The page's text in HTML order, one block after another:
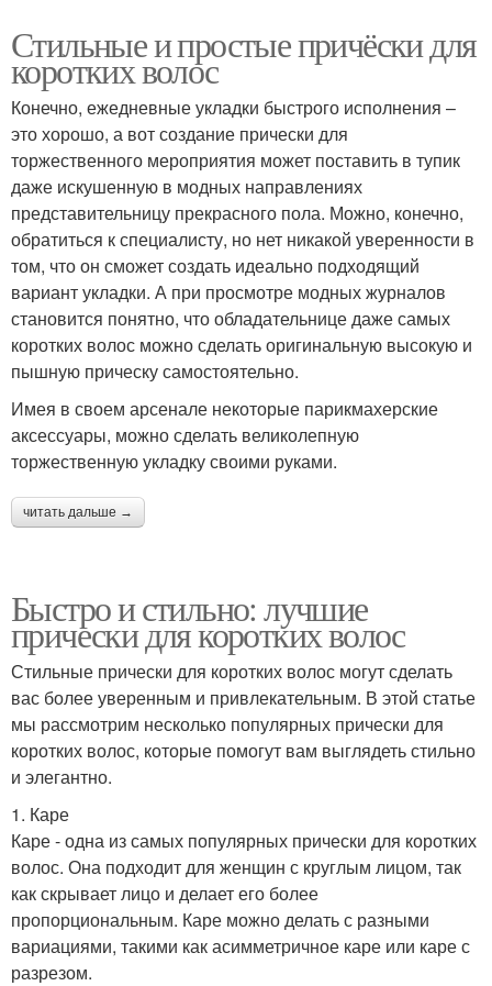
Стильные и простые причёски для
коротких волос
Конечно, ежедневные укладки быстрого исполнения –
это хорошо, а вот создание прически для
торжественного мероприятия может поставить в тупик
даже искушенную в модных направлениях
представительницу прекрасного пола. Можно, конечно,
обратиться к специалисту, но нет никакой уверенности в
том, что он сможет создать идеально подходящий
вариант укладки. А при просмотре модных журналов
становится понятно, что обладательнице даже самых
коротких волос можно сделать оригинальную высокую и
пышную прическу самостоятельно.
Имея в своем арсенале некоторые парикмахерские
аксессуары, можно сделать великолепную
торжественную укладку своими руками.
читать дальше →
Быстро и стильно: лучшие
прически для коротких волос
Стильные прически для коротких волос могут сделать
вас более уверенным и привлекательным. В этой статье
мы рассмотрим несколько популярных прически для
коротких волос, которые помогут вам выглядеть стильно
и элегантно.
1. Каре
Каре - одна из самых популярных прически для коротких
волос. Она подходит для женщин с круглым лицом, так
как скрывает лицо и делает его более
пропорциональным. Каре можно делать с разными
вариациями, такими как асимметричное каре или каре с
разрезом.